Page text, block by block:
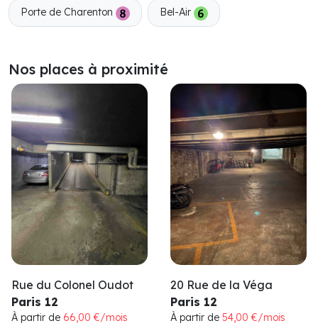
Porte de Charenton Bel-Air
Nos places à proximité
Rue du Colonel Oudot
Paris 12
À partir de 66,00 €/mois
20 Rue de la Véga
Paris 12
À partir de 54,00 €/mois